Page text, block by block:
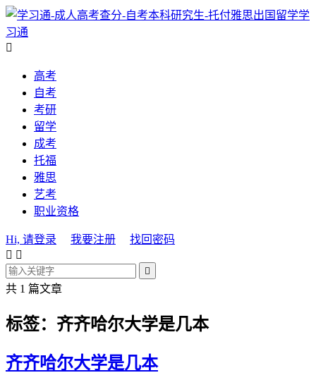
学
习通

高考
自考
考研
留学
成考
托福
雅思
艺考
职业资格
Hi, 请登录 我要注册
找回密码
 

共 1 篇文章
标签：齐齐哈尔大学是几本
齐齐哈尔大学是几本